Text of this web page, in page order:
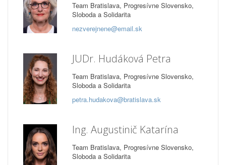
Team Bratislava, Progresívne Slovensko,
Sloboda a Solidarita
nezverejnene@email.sk
JUDr. Hudáková Petra
Team Bratislava, Progresívne Slovensko,
Sloboda a Solidarita
petra.hudakova@bratislava.sk
Ing. Augustinič Katarína
Team Bratislava, Progresívne Slovensko,
Sloboda a Solidarita